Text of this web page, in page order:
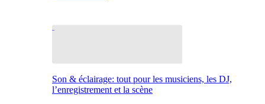
Son & éclairage: tout pour les musiciens, les DJ,
l’enregistrement et la scène